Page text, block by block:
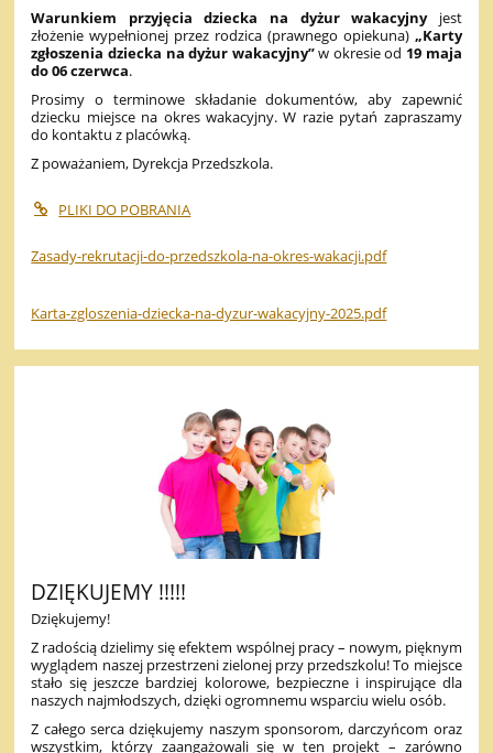
Warunkiem przyjęcia dziecka na dyżur wakacyjnyjest
złożenie wypełnionej przez rodzica (prawnego opiekuna) „Karty
zgłoszenia dziecka na dyżur wakacyjny”w okresie od 19 maja
do 06 czerwca.
Prosimy o terminowe składanie dokumentów, aby zapewnić
dziecku miejsce na okres wakacyjny. W razie pytań zapraszamy
do kontaktu z placówką.
Z poważaniem, Dyrekcja Przedszkola.
PLIKI DO POBRANIA
Zasady-rekrutacji-do-przedszkola-na-okres-wakacji.pdf
Karta-zgloszenia-dziecka-na-dyzur-wakacyjny-2025.pdf
DZIĘKUJEMY !!!!!
Dziękujemy!
Z radością dzielimy się efektem wspólnej pracy – nowym, pięknym
wyglądem naszej przestrzeni zielonej przy przedszkolu! To miejsce
stało się jeszcze bardziej kolorowe, bezpieczne i inspirujące dla
naszych najmłodszych, dzięki ogromnemu wsparciu wielu osób.
Z całego serca dziękujemy naszym sponsorom, darczyńcom oraz
wszystkim, którzy zaangażowali się w ten projekt – zarówno